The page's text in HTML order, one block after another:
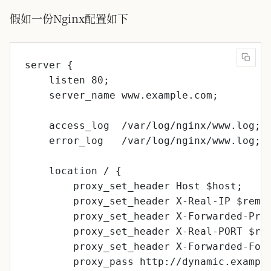
假如一份Nginx配置如下
server {
listen 80;
server_name www.example.com;
access_log  /var/log/nginx/www.log;
error_log   /var/log/nginx/www.log;
location / {
proxy_set_header Host $host;
proxy_set_header X-Real-IP
proxy_set_header X-Forwarded-
proxy_set_header X-Real-PORT
proxy_set_header X-Forwarded-
proxy_pass http://